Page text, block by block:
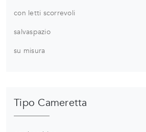
con letti scorrevoli
salvaspazio
su misura
Tipo Cameretta